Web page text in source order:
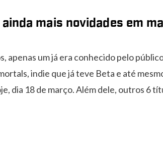
ainda mais novidades em
apenas um já era conhecido pelo
indie que já teve Beta e até
dia 18 de março. Além dele, outros 6